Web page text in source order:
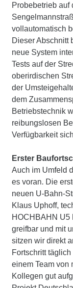
Probebetrieb auf
vollautomatisch
Dieser Abschnitt
neue System
Tests auf der
oberirdischen
der
dem
Betriebstechnik
reibungslosen
Verfügbarkeit
Erster
Auch im Umfeld
es voran. Die
neuen U-Bahn-
Klaus Uphoff,
HOCHBAHN U5
greifbar und mit
sitzen wir direkt
Fortschritt
einem Team von
Kollegen gut